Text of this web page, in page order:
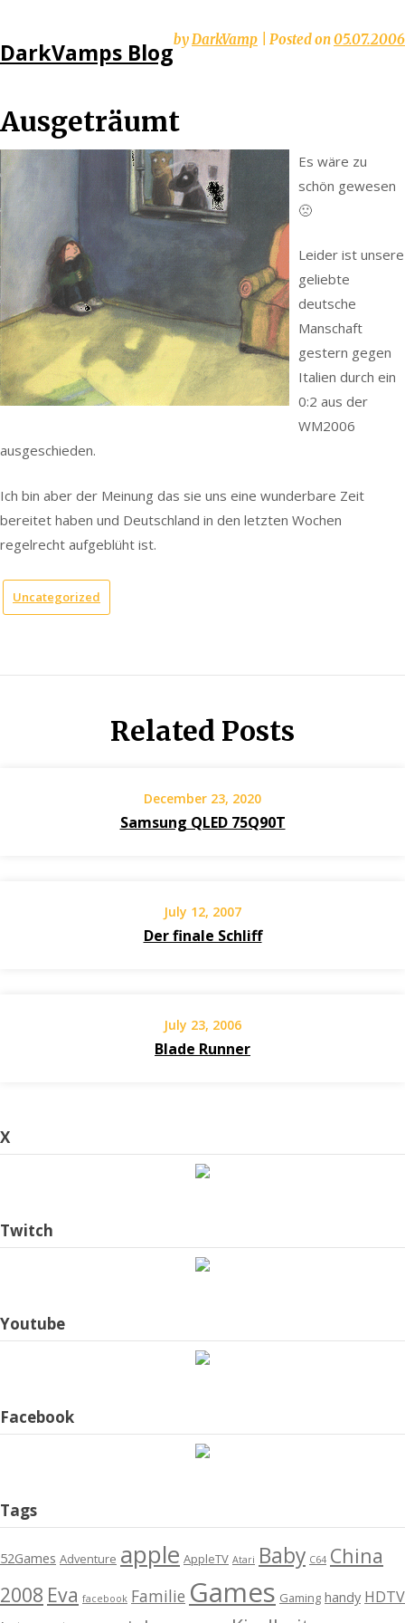
to
DarkVamps Blog
Ausgeträumt
byDarkVamp Posted on05.07.2006
Es wäre zu
schön gewesen
🙁
Leider ist unsere
geliebte
deutsche
Manschaft
gestern gegen
Italien durch ein
0:2 aus der
WM2006
ausgeschieden.
Ich bin aber der Meinung das sie uns eine wunderbare Zeit
bereitet haben und Deutschland in den letzten Wochen
regelrecht aufgeblüht ist.
Uncategorized
Related Posts
December 23, 2020
Samsung QLED 75Q90T
July 12, 2007
Der finale Schliff
July 23, 2006
Blade Runner
X
Twitch
Youtube
Facebook
Tags
52Games Adventure apple AppleTV Atari Baby C64 China
2008 Eva facebook Familie Games Gaming handy HDTV